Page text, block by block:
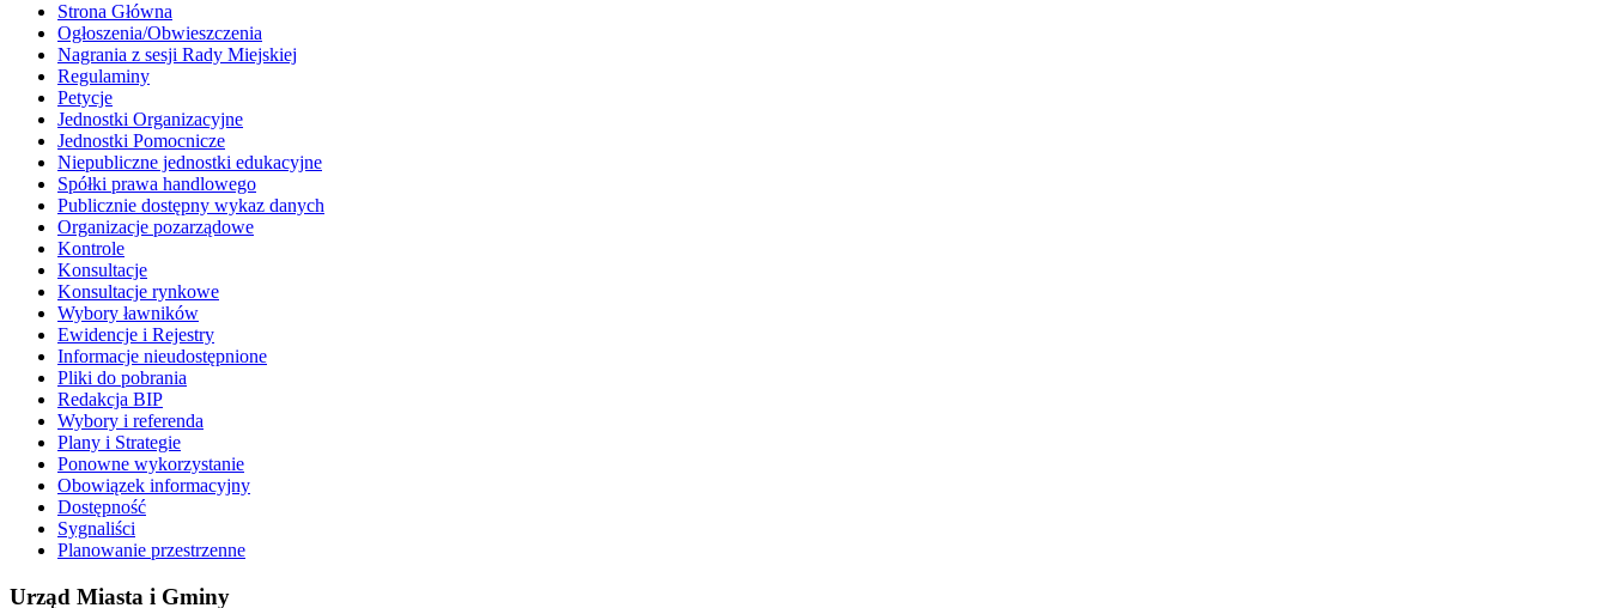
Strona Główna
Ogłoszenia/Obwieszczenia
Nagrania z sesji Rady Miejskiej
Regulaminy
Petycje
Jednostki Organizacyjne
Jednostki Pomocnicze
Niepubliczne jednostki edukacyjne
Spółki prawa handlowego
Publicznie dostępny wykaz danych
Organizacje pozarządowe
Kontrole
Konsultacje
Konsultacje rynkowe
Wybory ławników
Ewidencje i Rejestry
Informacje nieudostępnione
Pliki do pobrania
Redakcja BIP
Wybory i referenda
Plany i Strategie
Ponowne wykorzystanie
Obowiązek informacyjny
Dostępność
Sygnaliści
Planowanie przestrzenne
Urząd Miasta i Gminy